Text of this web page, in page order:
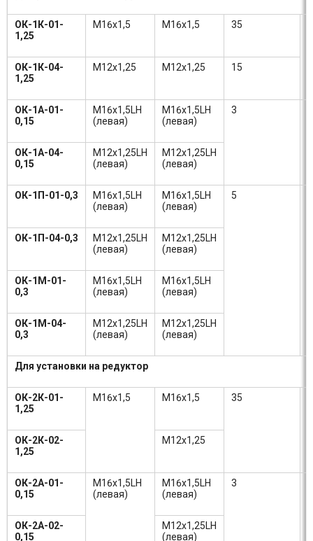
ОК-1К-01-
1,25
М16х1,5 М16х1,5 35
ОК-1К-04-
1,25
М12х1,25 М12х1,25 15
ОК-1А-01-
0,15
М16х1,5LH
(левая)
М16х1,5LH
(левая)
3
ОК-1А-04-
0,15
М12х1,25LH
(левая)
М12х1,25LH
(левая)
ОК-1П-01-0,3
М16х1,5LH
(левая)
М16х1,5LH
(левая)
5
ОК-1П-04-0,3
М12х1,25LH
(левая)
М12х1,25LH
(левая)
ОК-1М-01-
0,3
М16х1,5LH
(левая)
М16х1,5LH
(левая)
ОК-1М-04-
0,3
М12х1,25LH
(левая)
М12х1,25LH
(левая)
Для установки на редуктор
ОК-2К-01-
1,25
М16х1,5 М16х1,5 35
ОК-2К-02-
1,25
М12х1,25
ОК-2А-01-
0,15
М16х1,5LH
(левая)
М16х1,5LH
(левая)
3
ОК-2А-02-
0,15
М12х1,25LH
(левая)